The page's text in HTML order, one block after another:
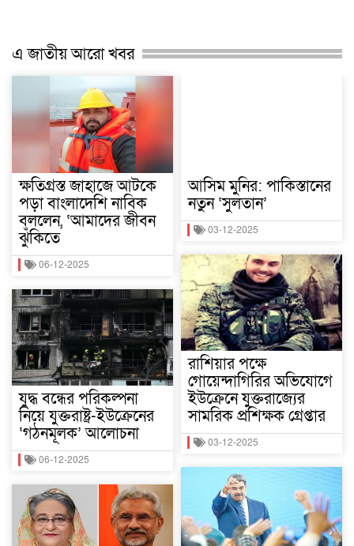
এ জাতীয় আরো খবর
ক্ষতিগ্রস্ত জাহাজে আটকে
পড়া বাংলাদেশি নাবিক
বললেন, ‘আমাদের জীবন
ঝুঁকিতে
06-12-2025
যুদ্ধ বন্ধের পরিকল্পনা
নিয়ে যুক্তরাষ্ট্র-ইউক্রেনের
‘গঠনমূলক’ আলোচনা
06-12-2025
আসিম মুনির: পাকিস্তানের
নতুন ‘সুলতান’
03-12-2025
রাশিয়ার পক্ষে
গোয়েন্দাগিরির অভিযোগে
ইউক্রেনে যুক্তরাজ্যের
সামরিক প্রশিক্ষক গ্রেপ্তার
03-12-2025